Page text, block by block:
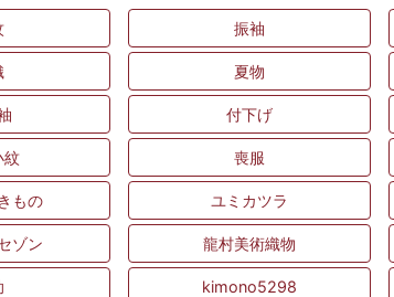
振袖
夏物
付下げ
紋 喪服
もの ユミカツラ
ゾン 龍村美術織物
kimono5298